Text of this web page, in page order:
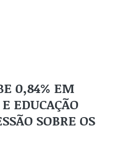
0,84% EM
EDUCAÇÃO
SOBRE OS